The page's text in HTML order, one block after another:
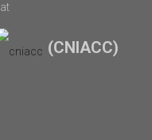
(CNIACC)